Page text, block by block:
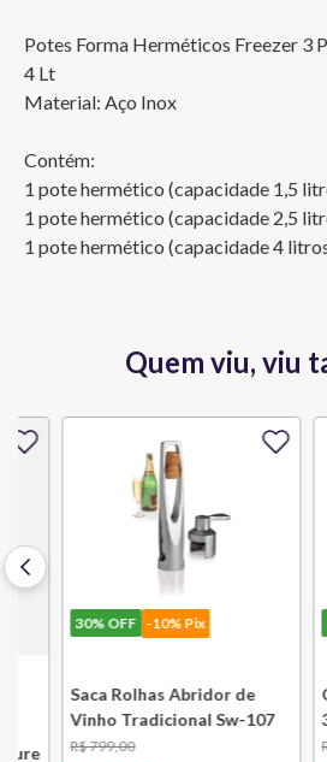
Potes Forma Herméticos Freezer 3
4 Lt
Material: Aço Inox
Contém:
1 pote hermético (capacidade 1,5
1 pote hermético (capacidade 2,5
1 pote hermético (capacidade 4
Quem viu, viu
OFF -10% Pix
Saca Rolhas Abridor de
Vinho Tradicional Sw-107
Ply Le Creuset
799,00
33